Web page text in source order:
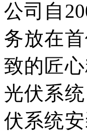
公司自
务放在
致的匠
光伏系
伏系统